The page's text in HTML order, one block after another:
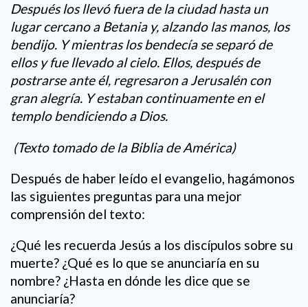
Después los llevó fuera de la ciudad hasta un
lugar cercano a Betania y, alzando las manos, los
bendijo. Y mientras los bendecía se separó de
ellos y fue llevado al cielo. Ellos, después de
postrarse ante él, regresaron a Jerusalén con
gran alegría. Y estaban continuamente en el
templo bendiciendo a Dios.
(Texto tomado de la Biblia de América)
Después de haber leído el evangelio, hagámonos
las siguientes preguntas para una mejor
comprensión del texto:
¿Qué les recuerda Jesús a los discípulos sobre su
muerte? ¿Qué es lo que se anunciaría en su
nombre? ¿Hasta en dónde les dice que se
anunciaría?